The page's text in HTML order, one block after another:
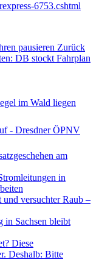
6753.cshtml
pausieren Zurück
DB stockt Fahrplan
im Wald liegen
- Dresdner ÖPNV
am
in
versuchter Raub –
in Sachsen bleibt
Diese
Deshalb: Bitte